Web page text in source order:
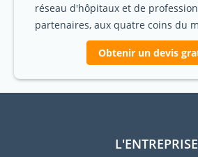
réseau d'hôpitaux et de
partenaires, aux quatre coins du
Obtenir un devis
L'ENTREPRISE